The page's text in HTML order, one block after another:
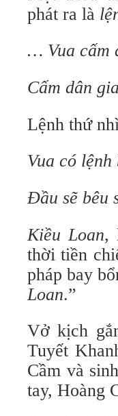
phát ra là
… Vua cấm
Cấm dân
Lệnh thứ
Vua có
Đầu sẽ bêu
Kiều Loan,
thời tiền
pháp bay
Loan.”
Vở kịch
Tuyết
Cầm và
tay, Hoàng